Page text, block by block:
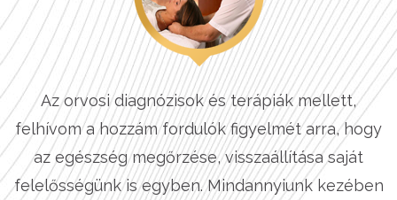
Az orvosi diagnózisok és terápiák mellett,
felhívom a hozzám fordulók figyelmét arra, hogy
az egészség megőrzése, visszaállítása saját
felelősségünk is egyben. Mindannyiunk kezében